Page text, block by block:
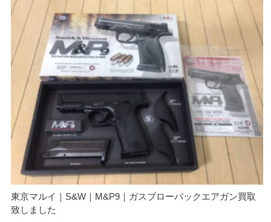
東京マルイ｜S&W｜M&P9｜ガスブローバックエアガン買取
致しました